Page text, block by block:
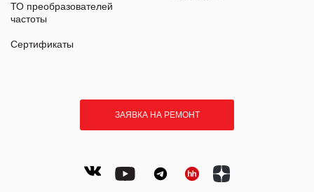
ТО преобразователей
частоты
Сертификаты
ЗАЯВКА НА РЕМОНТ